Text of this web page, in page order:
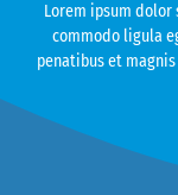
Lorem ipsum
commodo ligula
penatibus et